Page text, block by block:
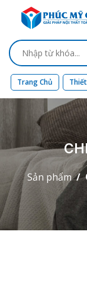
Trang Chủ
Sản phẩm